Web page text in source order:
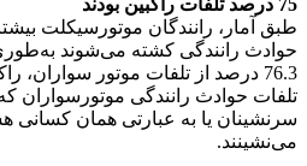
طبق آمار، رانندگان موتورسیكلت
سرنشینان یا به عبارتی همان كسانی
می‌نشینند.